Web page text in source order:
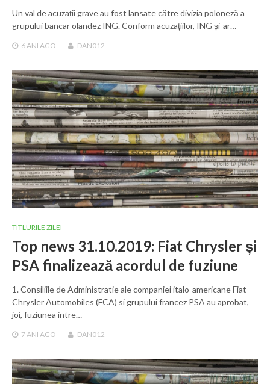
Un val de acuzații grave au fost lansate către divizia poloneză a
grupului bancar olandez ING. Conform acuzațiilor, ING și-ar…
6 ANI AGO DAN012
TITLURILE ZILEI
Top news 31.10.2019: Fiat Chrysler și
PSA finalizează acordul de fuziune
1. Consiliile de Administratie ale companiei italo-americane Fiat
Chrysler Automobiles (FCA) si grupului francez PSA au aprobat,
joi, fuziunea intre…
7 ANI AGO DAN012